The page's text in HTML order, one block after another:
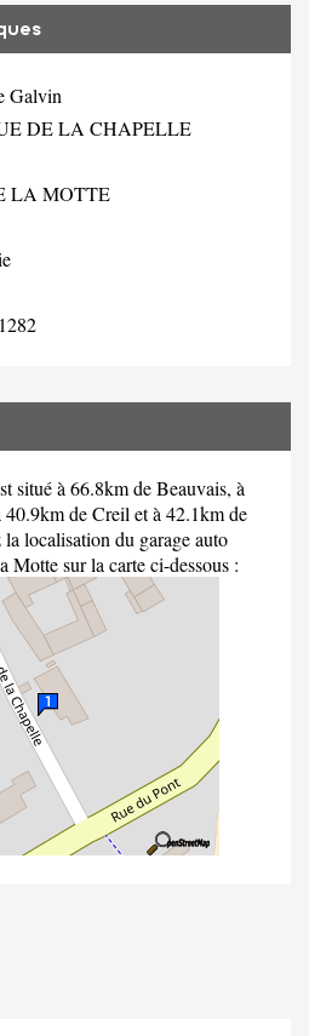
Galvin
DE LA CHAPELLE
LA MOTTE
situé à 66.8km de Beauvais, à
de Creil et à 42.1km de
localisation du garage auto
Motte sur la carte ci-dessous :